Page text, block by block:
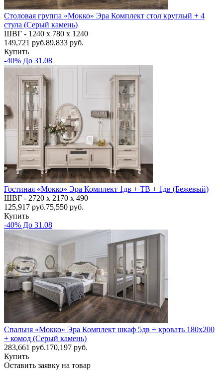
Столовая группа «Мокко» Эра Комплект стол круглый + 4
стула (Серый камень)
ШВГ - 1240 х 780 х 1240
149,721 руб.89,833 руб.
Купить
-40% До 31.08
Гостиная «Мокко» Эра Комплект 1дв + ТВ + 1дв (Бежевый)
ШВГ - 2720 х 2170 х 490
125,917 руб.75,550 руб.
Купить
-40% До 31.08
Спальня «Мокко» Эра Комплект шкаф 5дв + кровать 180х200
+ комод (Серый камень)
283,661 руб.170,197 руб.
Купить
Оставить заявку на товар